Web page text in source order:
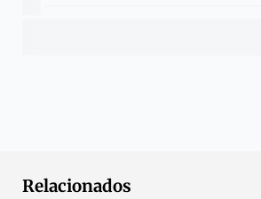
Relacionados